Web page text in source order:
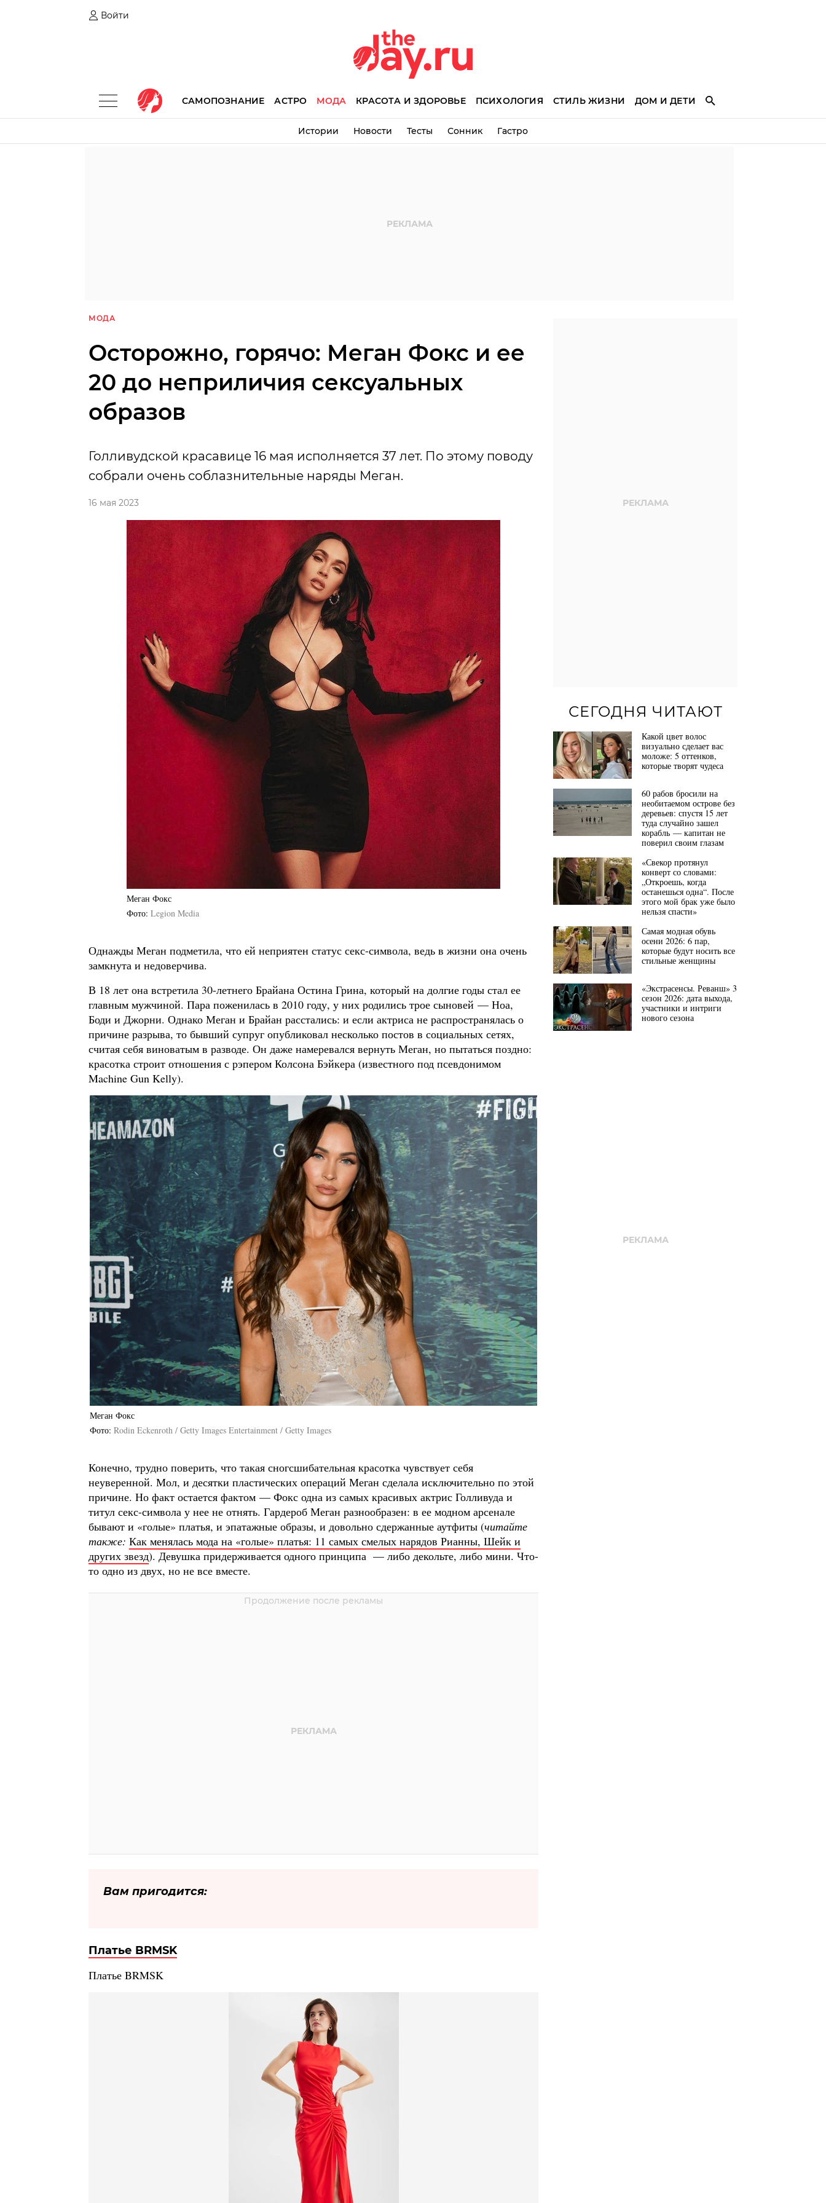
Войти
САМОПОЗНАНИЕ АСТРО МОДА КРАСОТА И ЗДОРОВЬЕ ПСИХОЛОГИЯ СТИЛЬ ЖИЗНИ ДОМ И ДЕТИ
Истории Новости Тесты Сонник Гастро
МОДА
Осторожно, горячо: Меган Фокс и ее
20 до неприличия сексуальных
образов
Голливудской красавице 16 мая исполняется 37 лет. По этому поводу
собрали очень соблазнительные наряды Меган.
16 мая 2023
Меган Фокс
Фото Legion Media
Однажды Меган подметила, что ей неприятен статус секс-символа, ведь в жизни она очень
замкнута и недоверчива.
В 18 лет она встретила 30-летнего Брайана Остина Грина, который на долгие годы стал ее
главным мужчиной. Пара поженилась в 2010 году, у них родились трое сыновей — Ноа,
Боди и Джорни. Однако Меган и Брайан расстались: и если актриса не распространялась о
причине разрыва, то бывший супруг опубликовал несколько постов в социальных сетях,
считая себя виноватым в разводе. Он даже намеревался вернуть Меган, но пытаться поздно:
красотка строит отношения с рэпером Колсона Бэйкера (известного под псевдонимом
Machine Gun Kelly).
Меган Фокс
Фото Rodin Eckenroth / Getty Images Entertainment / Getty Images
Конечно, трудно поверить, что такая сногсшибательная красотка чувствует себя
неуверенной. Мол, и десятки пластических операций Меган сделала исключительно по этой
причине. Но факт остается фактом — Фокс одна из самых красивых актрис Голливуда и
титул секс-символа у нее не отнять. Гардероб Меган разнообразен: в ее модном арсенале
бывают и «голые» платья, и эпатажные образы, и довольно сдержанные аутфиты (читайте
также: Как менялась мода на «голые» платья: 11 самых смелых нарядов Рианны, Шейк и
других звезд). Девушка придерживается одного принципа — либо декольте, либо мини. Что-
то одно из двух, но не все вместе.
Вам пригодится:
Платье BRMSK
Платье BRMSK
СЕГОДНЯ ЧИТАЮТ
Какой цвет волос
визуально сделает вас
моложе: 5 оттенков,
которые творят чудеса
60 рабов бросили на
необитаемом острове без
деревьев: спустя 15 лет
туда случайно зашел
корабль — капитан не
поверил своим глазам
«Свекор протянул
конверт со словами:
„Откроешь, когда
останешься одна“. После
этого мой брак уже было
нельзя спасти»
Самая модная обувь
осени 2026: 6 пар,
которые будут носить все
стильные женщины
«Экстрасенсы. Реванш» 3
сезон 2026: дата выхода,
участники и интриги
нового сезона